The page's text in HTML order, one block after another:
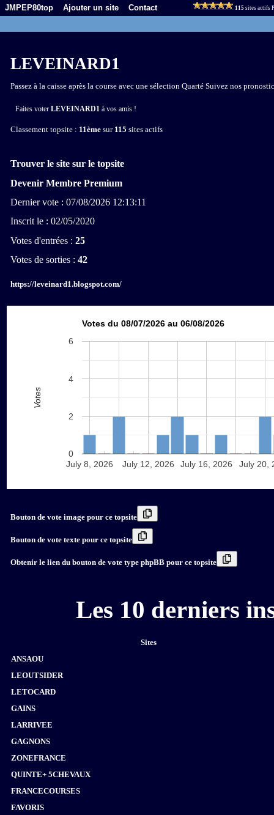
JMPEP80top Ajouter un site Contact 115 sites actifs
LEVEINARD1
Passez à la caisse après la course avec une sélection Quarté Suivez nos
Faites voter LEVEINARD1 à vos amis !
Classement topsite : 11ème sur 115 sites actifs
Trouver le site sur le topsite
Devenir Membre Premium
Dernier vote : 07/08/2026 12:13:11
Inscrit le : 02/05/2020
Votes d'entrées : 25
Votes de sorties : 42
https://leveinard1.blogspot.com/
Votes du 08/07/2026 au 06/08/2026
July 8, 2026 July 12, 2026 July 16, 2026 July 20,
0
2
4
6
Votes
Bouton de vote image pour ce topsite
Bouton de vote texte pour ce topsite
Obtenir le lien du bouton de vote type phpBB pour ce topsite
Les 10 derniers
Sites
ANSAOU
LEOUTSIDER
LETOCARD
GAINS
LARRIVEE
GAGNONS
ZONEFRANCE
QUINTE+ 5CHEVAUX
FRANCECOURSES
FAVORIS